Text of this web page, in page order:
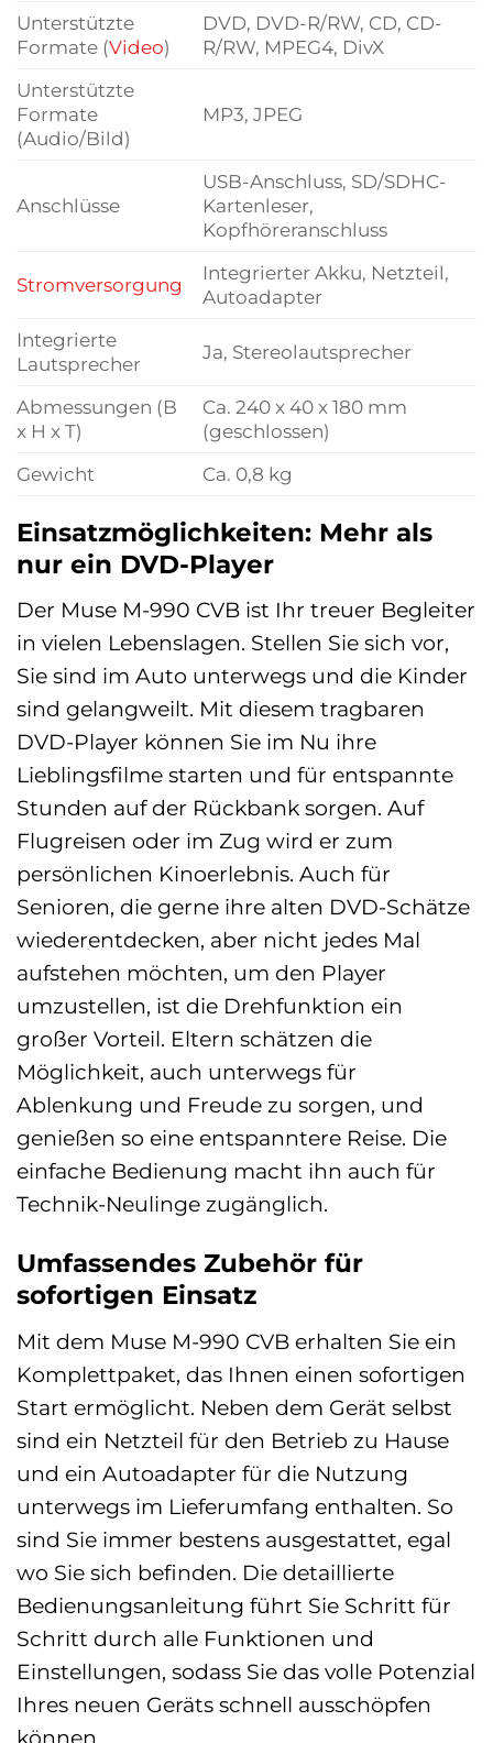
Unterstützte
Formate (Video)
DVD, DVD-R/RW, CD, CD-
R/RW, MPEG4, DivX
Unterstützte
Formate
(Audio/Bild)
MP3, JPEG
Anschlüsse
USB-Anschluss, SD/SDHC-
Kartenleser,
Kopfhöreranschluss
Stromversorgung
Integrierter Akku, Netzteil,
Autoadapter
Integrierte
Lautsprecher
Ja, Stereolautsprecher
Abmessungen (B
x H x T)
Ca. 240 x 40 x 180 mm
(geschlossen)
Gewicht
Ca. 0,8 kg
Einsatzmöglichkeiten: Mehr als
nur ein DVD-Player
Der Muse M-990 CVB ist Ihr treuer Begleiter
in vielen Lebenslagen. Stellen Sie sich vor,
Sie sind im Auto unterwegs und die Kinder
sind gelangweilt. Mit diesem tragbaren
DVD-Player können Sie im Nu ihre
Lieblingsfilme starten und für entspannte
Stunden auf der Rückbank sorgen. Auf
Flugreisen oder im Zug wird er zum
persönlichen Kinoerlebnis. Auch für
Senioren, die gerne ihre alten DVD-Schätze
wiederentdecken, aber nicht jedes Mal
aufstehen möchten, um den Player
umzustellen, ist die Drehfunktion ein
großer Vorteil. Eltern schätzen die
Möglichkeit, auch unterwegs für
Ablenkung und Freude zu sorgen, und
genießen so eine entspanntere Reise. Die
einfache Bedienung macht ihn auch für
Technik-Neulinge zugänglich.
Umfassendes Zubehör für
sofortigen Einsatz
Mit dem Muse M-990 CVB erhalten Sie ein
Komplettpaket, das Ihnen einen sofortigen
Start ermöglicht. Neben dem Gerät selbst
sind ein Netzteil für den Betrieb zu Hause
und ein Autoadapter für die Nutzung
unterwegs im Lieferumfang enthalten. So
sind Sie immer bestens ausgestattet, egal
wo Sie sich befinden. Die detaillierte
Bedienungsanleitung führt Sie Schritt für
Schritt durch alle Funktionen und
Einstellungen, sodass Sie das volle Potenzial
Ihres neuen Geräts schnell ausschöpfen
können.